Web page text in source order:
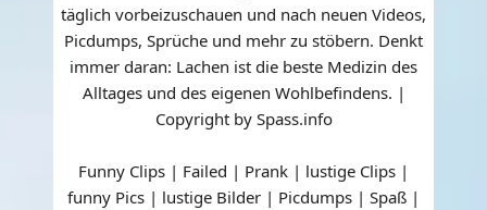
täglich vorbeizuschauen und nach neuen Videos,
Picdumps, Sprüche und mehr zu stöbern. Denkt
immer daran: Lachen ist die beste Medizin des
Alltages und des eigenen Wohlbefindens. |
Copyright by Spass.info
Funny Clips | Failed | Prank | lustige Clips |
funny Pics | lustige Bilder | Picdumps | Spaß |